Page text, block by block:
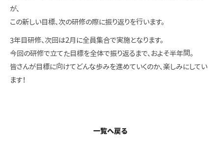
が、
この新しい目標、次の研修の際に振り返りを行います。
3年目研修、次回は2月に全員集合で実施となります。
今回の研修で立てた目標を全体で振り返るまで、およそ半年間。
皆さんが目標に向けてどんな歩みを進めていくのか、楽しみにしてい
ます！
一覧へ戻る